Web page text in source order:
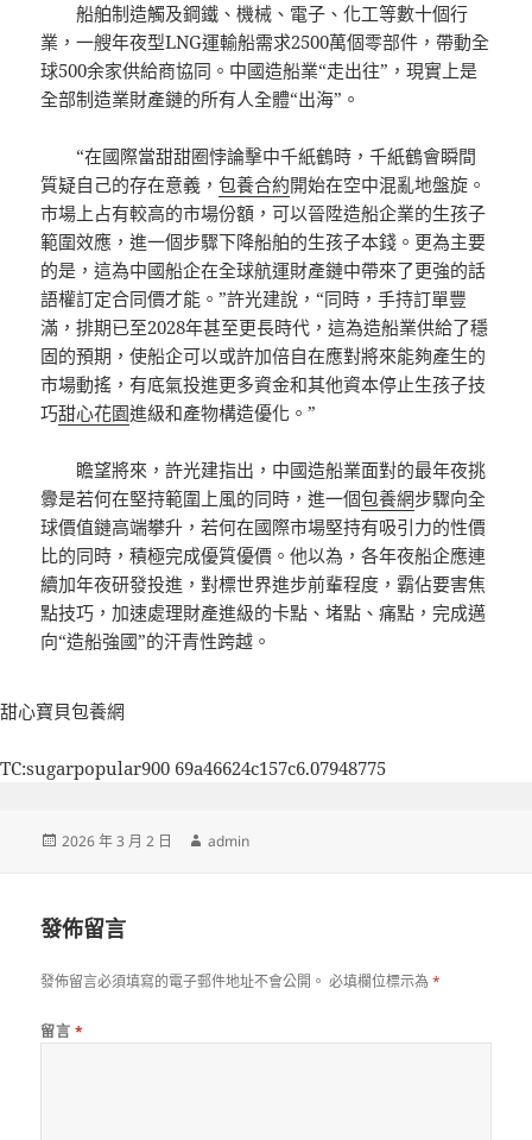
船舶制造觸及鋼鐵、機械、電子、化工等數十個行
業，一艘年夜型LNG運輸船需求2500萬個零部件，帶動全
球500余家供給商協同。中國造船業“走出往”，現實上是
全部制造業財產鏈的所有人全體“出海”。
“在國際當甜甜圈悖論擊中千紙鶴時，千紙鶴會瞬間
質疑自己的存在意義，包養合約開始在空中混亂地盤旋。
市場上占有較高的市場份額，可以晉陞造船企業的生孩子
範圍效應，進一個步驟下降船舶的生孩子本錢。更為主要
的是，這為中國船企在全球航運財產鏈中帶來了更強的話
語權訂定合同價才能。”許光建說，“同時，手持訂單豐
滿，排期已至2028年甚至更長時代，這為造船業供給了穩
固的預期，使船企可以或許加倍自在應對將來能夠產生的
市場動搖，有底氣投進更多資金和其他資本停止生孩子技
巧甜心花園進級和產物構造優化。”
瞻望將來，許光建指出，中國造船業面對的最年夜挑
釁是若何在堅持範圍上風的同時，進一個包養網步驟向全
球價值鏈高端攀升，若何在國際市場堅持有吸引力的性價
比的同時，積極完成優質優價。他以為，各年夜船企應連
續加年夜研發投進，對標世界進步前輩程度，霸佔要害焦
點技巧，加速處理財產進級的卡點、堵點、痛點，完成邁
向“造船強國”的汗青性跨越。
甜心寶貝包養網
TC:sugarpopular900 69a46624c157c6.07948775
發
2026 年 3 月 2 日
作
admin
發佈留言
發佈留言必須填寫的電子郵件地址不會公開。 必填欄位標示為*
留言 *